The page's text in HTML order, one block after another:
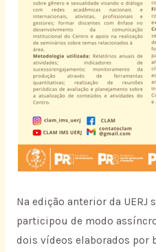
Na edição anterior da UERJ
participou de modo
dois vídeos elaborados por